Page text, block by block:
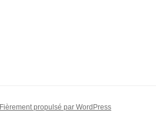
Fièrement propulsé par WordPress